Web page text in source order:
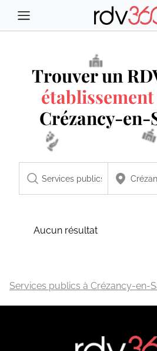
Trouver un
Crézancy-en-
Aucun résultat
Services publics à Crézancy-en-